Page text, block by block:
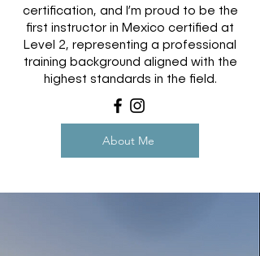
certification, and I’m proud to be the
first instructor in Mexico certified at
Level 2, representing a professional
training background aligned with the
highest standards in the field.
About Me